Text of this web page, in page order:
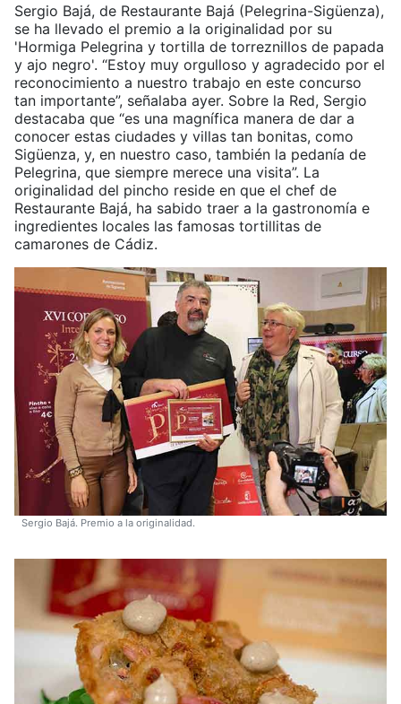
Sergio Bajá, de Restaurante Bajá (Pelegrina-Sigüenza),
se ha llevado el premio a la originalidad por su
'Hormiga Pelegrina y tortilla de torreznillos de papada
y ajo negro'. “Estoy muy orgulloso y agradecido por el
reconocimiento a nuestro trabajo en este concurso
tan importante”, señalaba ayer. Sobre la Red, Sergio
destacaba que “es una magnífica manera de dar a
conocer estas ciudades y villas tan bonitas, como
Sigüenza, y, en nuestro caso, también la pedanía de
Pelegrina, que siempre merece una visita”. La
originalidad del pincho reside en que el chef de
Restaurante Bajá, ha sabido traer a la gastronomía e
ingredientes locales las famosas tortillitas de
camarones de Cádiz.
Sergio Bajá. Premio a la originalidad.